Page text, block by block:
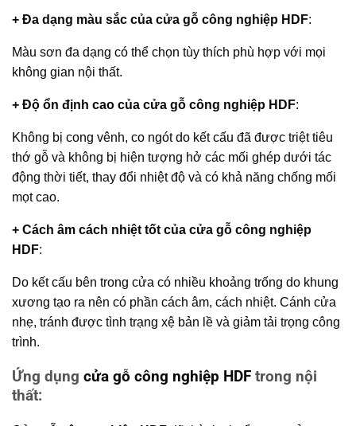
+ Đa dạng màu sắc của cửa gỗ công nghiệp HDF:
Màu sơn đa dạng có thể chọn tùy thích phù hợp với mọi
không gian nội thất.
+ Độ ổn định cao của cửa gỗ công nghiệp HDF:
Không bị cong vênh, co ngót do kết cấu đã được triệt tiêu
thớ gỗ và không bị hiện tượng hở các mối ghép dưới tác
động thời tiết, thay đổi nhiệt độ và có khả năng chống mối
mọt cao.
+ Cách âm cách nhiệt tốt của cửa gỗ công nghiệp
HDF:
Do kết cấu bên trong cửa có nhiều khoảng trống do khung
xương tạo ra nên có phần cách âm, cách nhiệt. Cánh cửa
nhẹ, tránh được tình trạng xệ bản lề và giảm tải trọng công
trình.
Ứng dụng cửa gỗ công nghiệp HDF trong nội
thất: